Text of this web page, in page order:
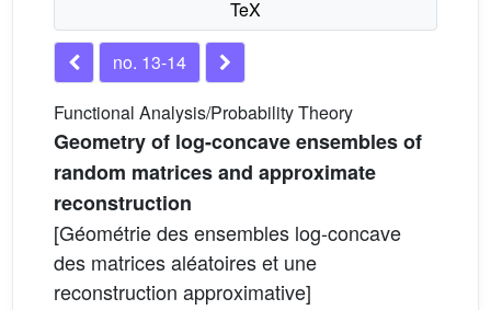
no. 13-14
Functional Analysis/Probability Theory
Geometry of log-concave ensembles of
random matrices and approximate
reconstruction
[Géométrie des ensembles log-concave
des matrices aléatoires et une
reconstruction approximative]